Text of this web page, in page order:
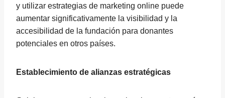
y utilizar estrategias de marketing online puede
aumentar significativamente la visibilidad y la
accesibilidad de la fundación para donantes
potenciales en otros países.
Establecimiento de alianzas estratégicas